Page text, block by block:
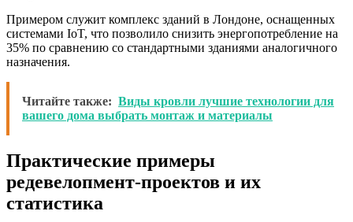
Примером служит комплекс зданий в Лондоне, оснащенных
системами IoT, что позволило снизить энергопотребление на
35% по сравнению со стандартными зданиями аналогичного
назначения.
Читайте также: Виды кровли лучшие технологии для
вашего дома выбрать монтаж и материалы
Практические примеры
редевелопмент-проектов и их
статистика